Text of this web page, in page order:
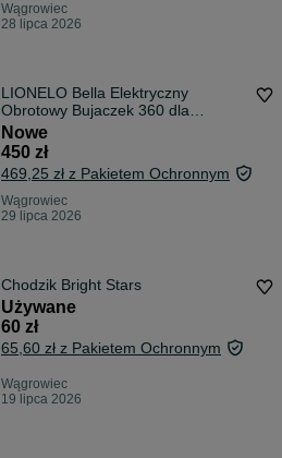
Wągrowiec
28 lipca 2026
LIONELO Bella Elektryczny
Obrotowy Bujaczek 360 dla
Niemowląt do 9 kg
Nowe
450 zł
469,25 zł z Pakietem Ochronnym
Wągrowiec
29 lipca 2026
Chodzik Bright Stars
Używane
60 zł
65,60 zł z Pakietem Ochronnym
Wągrowiec
19 lipca 2026